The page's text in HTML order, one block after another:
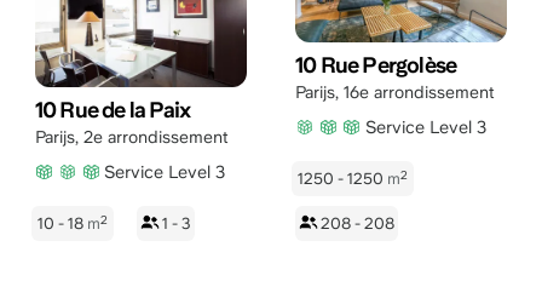
10 Rue de la Paix
Parijs, 2e arrondissement
Service Level 3
10 - 18 m2 1 - 3
10 Rue Pergolèse
Parijs, 16e arrondissement
Service Level 3
1250 - 1250 m2
208 - 208